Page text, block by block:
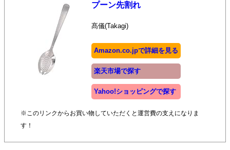
プーン先割れ
髙儀(Takagi)
Amazon.co.jpで詳細を見る
楽天市場で探す
Yahoo!ショッピングで探す
※このリンクからお買い物していただくと運営費の支えになりま
す！